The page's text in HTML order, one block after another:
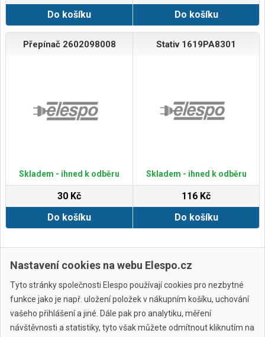
Do košíku
Do košíku
Přepínač 2602098008
Skladem - ihned k odběru
30 Kč
Do košíku
Stativ 1619PA8301
Skladem - ihned k odběru
116 Kč
Do košíku
Zobrazit další
Nastavení cookies na webu Elespo.cz
Tyto stránky společnosti Elespo používají cookies pro nezbytné
funkce jako je např. uložení položek v nákupním košíku, uchování
vašeho přihlášení a jiné. Dále pak pro analytiku, měření
návštěvnosti a statistiky, tyto však můžete odmítnout kliknutím na